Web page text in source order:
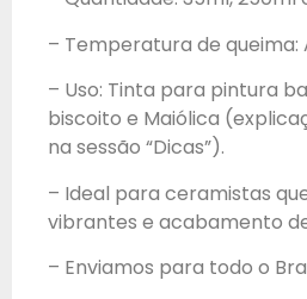
– Temperatura de queima:
– Uso: Tinta para pintura
biscoito e Maiólica
na sessão “Dicas”).
– Ideal para ceramistas
vibrantes e acabamento
– Enviamos para todo o